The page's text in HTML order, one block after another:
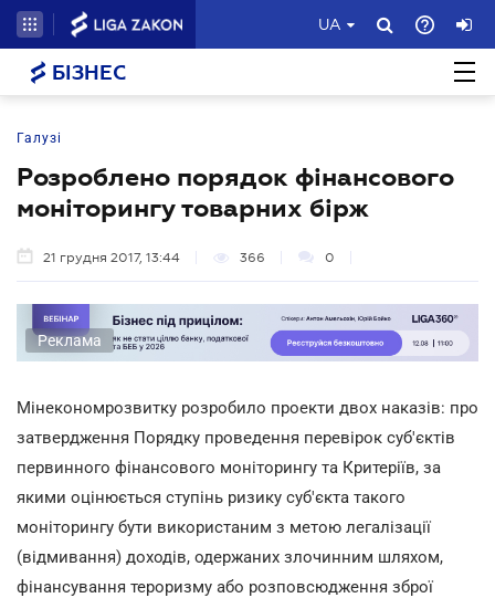
UA
БІЗНЕС
Галузі
Розроблено порядок фінансового
моніторингу товарних бірж
21 грудня 2017, 13:44 366 0
Реклама
Мінекономрозвитку розробило проекти двох наказів: про
затвердження Порядку проведення перевірок суб'єктів
первинного фінансового моніторингу та Критеріїв, за
якими оцінюється ступінь ризику суб'єкта такого
моніторингу бути використаним з метою легалізації
(відмивання) доходів, одержаних злочинним шляхом,
фінансування тероризму або розповсюдження зброї